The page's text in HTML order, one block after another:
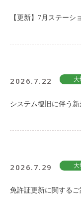
【更新】7月ステーシ
2026.7.22 大
システム復旧に伴う
2026.7.29 大
免許証更新に関するご